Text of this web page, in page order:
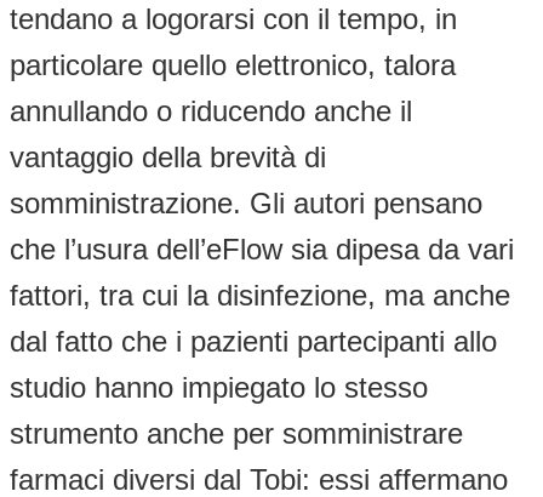
tendano a logorarsi con il tempo, in
particolare quello elettronico, talora
annullando o riducendo anche il
vantaggio della brevità di
somministrazione. Gli autori pensano
che l’usura dell’eFlow sia dipesa da vari
fattori, tra cui la disinfezione, ma anche
dal fatto che i pazienti partecipanti allo
studio hanno impiegato lo stesso
strumento anche per somministrare
farmaci diversi dal Tobi: essi affermano